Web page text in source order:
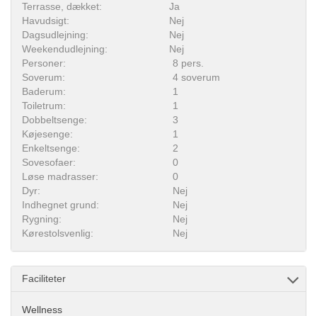
Terrasse, dækket:
Ja
Havudsigt:
Nej
Dagsudlejning:
Nej
Weekendudlejning:
Nej
Personer:
8 pers.
Soverum:
4 soverum
Baderum:
1
Toiletrum:
1
Dobbeltsenge:
3
Køjesenge:
1
Enkeltsenge:
2
Sovesofaer:
0
Løse madrasser:
0
Dyr:
Nej
Indhegnet grund:
Nej
Rygning:
Nej
Kørestolsvenlig:
Nej
Faciliteter
Wellness